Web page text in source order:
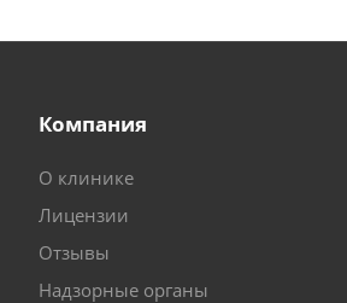
Компания
О клинике
Лицензии
Отзывы
Надзорные органы